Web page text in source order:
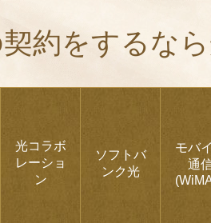
約をするな
光コラボ
レーショ
ン
ソフトバ
ンク光
モバ
通